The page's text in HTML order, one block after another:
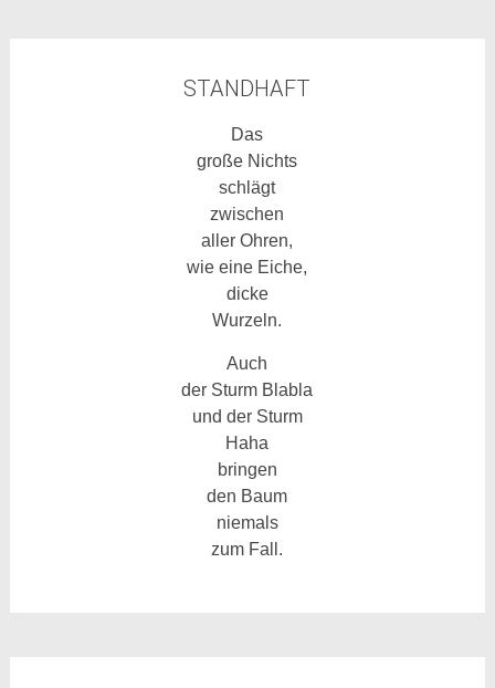
STANDHAFT
Das
große Nichts
schlägt
zwischen
aller Ohren,
wie eine Eiche,
dicke
Wurzeln.
Auch
der Sturm Blabla
und der Sturm
Haha
bringen
den Baum
niemals
zum Fall.